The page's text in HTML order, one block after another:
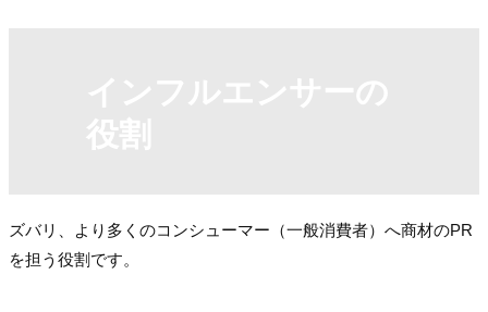
ズバリ、より多くのコンシューマー（一般消費者）へ商材のPR
を担う役割です。